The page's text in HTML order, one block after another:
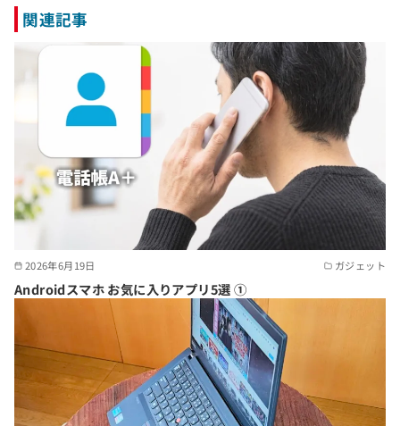
関連記事
2026年6月19日 ガジェット
Androidスマホ お気に入りアプリ5選 ①